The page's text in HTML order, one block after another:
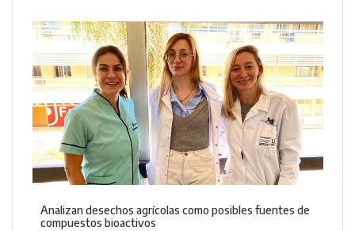
Analizan desechos agrícolas como posibles fuentes de
compuestos bioactivos